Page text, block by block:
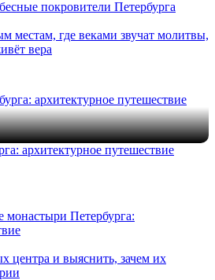
местам, где веками звучат молитвы,
вера
архитектурное путешествие
центра и выяснить, зачем их